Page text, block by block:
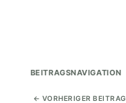
BEITRAGSNAVIGATION
← VORHERIGER BEITRAG